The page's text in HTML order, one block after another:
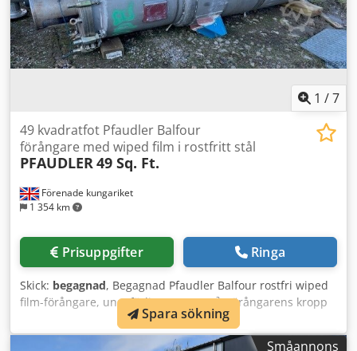
1 /7
Förenade kungariket
1 354 km
49 kvadratfot Pfaudler Balfour
förångare med wiped film i rostfritt stål
PFAUDLER49 Sq. Ft.
Prisuppgifter Ringa
Skick: begagnad, Begagnad Pfaudler Balfour rostfri wiped
film-förångare, ungefärlig yta 4,64 m². Förångarens kropp
har cirka 700 mm diameter och 2100 mm rak sida.
Invändig volym är 1460 liter, designad för fullvakuum/1
Småannons
Spara sökning